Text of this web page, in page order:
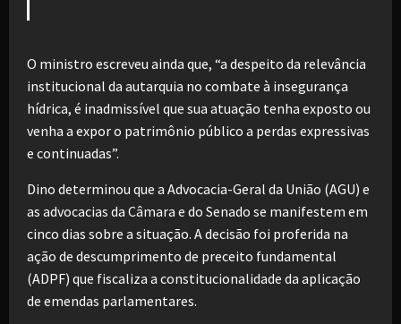
O ministro escreveu ainda que, “a despeito da relevância
institucional da autarquia no combate à insegurança
hídrica, é inadmissível que sua atuação tenha exposto ou
venha a expor o patrimônio público a perdas expressivas
e continuadas”.
Dino determinou que a Advocacia-Geral da União (AGU) e
as advocacias da Câmara e do Senado se manifestem em
cinco dias sobre a situação. A decisão foi proferida na
ação de descumprimento de preceito fundamental
(ADPF) que fiscaliza a constitucionalidade da aplicação
de emendas parlamentares.